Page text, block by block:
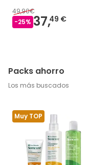
49,90€
-25% 37,49 €
Packs ahorro
Los más buscados
Muy TOP